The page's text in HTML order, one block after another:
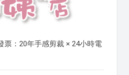
票：20年手感剪裁 × 24小時電